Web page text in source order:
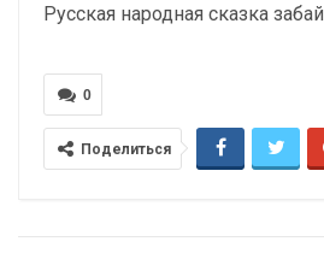
Русская народная сказка
0
Поделиться